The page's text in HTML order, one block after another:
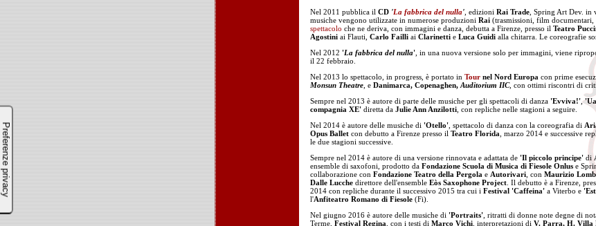
Nel 2011 pubblica il CD 'La fabbrica del nulla' , edizioni Rai Trade , Spring Art Dev. in
musiche vengono utilizzate in numerose produzioni Rai (trasmissioni, film
spettacolo che ne deriva, con immagini e danza, debutta a Firenze, presso il Teatro
Agostini ai Flauti, Carlo Failli ai Clarinetti e Luca Guidi alla chitarra. Le coreografie
Nel 2012 'La fabbrica del nulla' , in una nuova versione solo per immagini, viene
il 22 febbraio.
Nel 2013 lo spettacolo, in progress, è portato in Tour nel Nord Europa con prime
Monsun Theatre , e Danimarca, Copenaghen, Auditorium IIC, con ottimi riscontri di
Sempre nel 2013 è autore di parte delle musiche per gli spettacoli di danza 'Evviva!',
compagnia XE' diretta da Julie Ann Anzilotti , con repliche nelle stagioni a seguire.
Nel 2014 è autore delle musiche di 'Otello' , spettacolo di danza con la coreografia di
Opus Ballet con debutto a Firenze presso il Teatro Florida , marzo 2014 e successive
le due stagioni successive.
Sempre nel 2014 è autore di una versione rinnovata e adattata de 'Il piccolo principe' di
ensemble di saxofoni, prodotto da Fondazione Scuola di Musica di Fiesole Onlus e
collaborazione con Fondazione Teatro della Pergola e Autorivari , con Maurizio
Dalle Lucche direttore dell'ensemble Eòs Saxophone Project . Il debutto è a Firenze,
2014 con repliche durante il successivo 2015 tra cui i Festival 'Caffeina' a Viterbo e
l'Anfiteatro Romano di Fiesole (Fi).
Nel giugno 2016 è autore delle musiche di 'Portraits' , ritratti di donne note degne di
Terme, Festival Regina , con i testi di Marco Vichi , interpretazioni di V. Parra, H. Villa